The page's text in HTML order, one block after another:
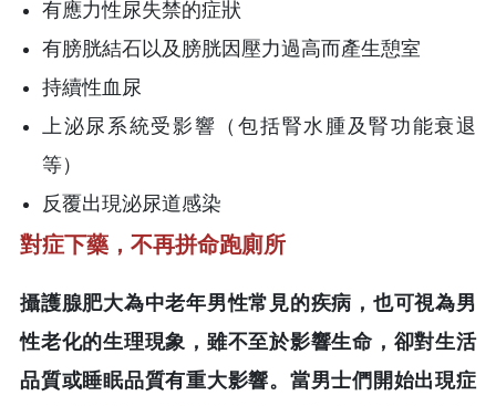
有應力性尿失禁的症狀
有膀胱結石以及膀胱因壓力過高而產生憩室
持續性血尿
上泌尿系統受影響（包括腎水腫及腎功能衰退
等）
反覆出現泌尿道感染
對症下藥，不再拼命跑廁所
攝護腺肥大為中老年男性常見的疾病，也可視為男
性老化的生理現象，雖不至於影響生命，卻對生活
品質或睡眠品質有重大影響。當男士們開始出現症